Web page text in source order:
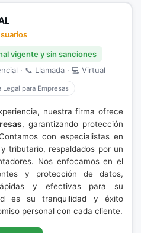
vigente y sin sanciones
· 📞 Llamada · 💻 Virtual
para Empresas
nuestra firma ofrece
, garantizando protección
con especialistas en
tributario, respaldados por un
Nos enfocamos en el
y protección de datos,
y efectivas para su
es su tranquilidad y éxito
personal con cada cliente.